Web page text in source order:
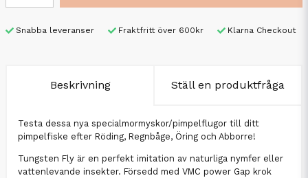
Snabba leveranser Fraktfritt över 600kr Klarna Checkout
Beskrivning Ställ en produktfråga
Testa dessa nya specialmormyskor/pimpelflugor till ditt
pimpelfiske efter Röding, Regnbåge, Öring och Abborre!
Tungsten Fly är en perfekt imitation av naturliga nymfer eller
vattenlevande insekter. Försedd med VMC power Gap krok